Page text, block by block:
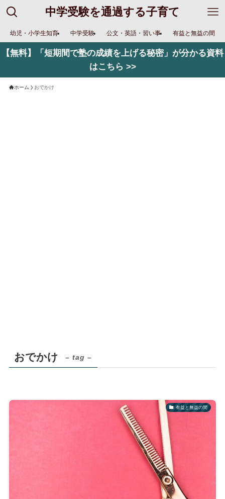
中学受験を通過する子育て
幼児・小学生知育 中学受験 公文・英語・習い事 有益と無益の間
【無料】「短期間で塾の成績を上げる秘密」が分かる資料
はこちら >>
ホーム おでかけ
おでかけ – tag –
有益と無益の間